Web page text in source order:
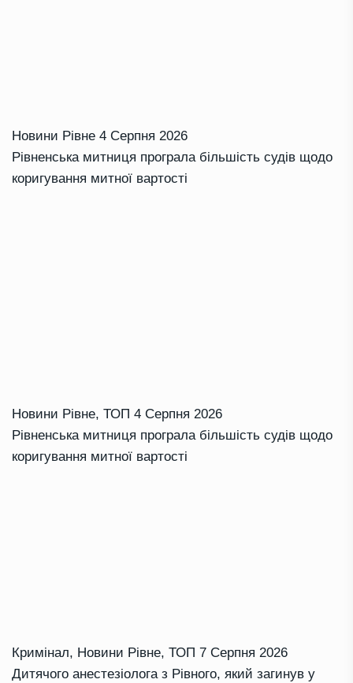
Новини Рівне 4 Серпня 2026
Рівненська митниця програла більшість судів щодо
коригування митної вартості
Новини Рівне, ТОП 4 Серпня 2026
Рівненська митниця програла більшість судів щодо
коригування митної вартості
Кримінал, Новини Рівне, ТОП 7 Серпня 2026
Дитячого анестезіолога з Рівного, який загинув у